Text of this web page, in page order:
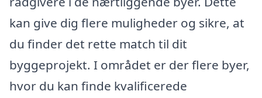
kan give dig flere muligheder og sikre, at
du finder det rette match til dit
byggeprojekt. I området er der flere byer,
hvor du kan finde kvalificerede